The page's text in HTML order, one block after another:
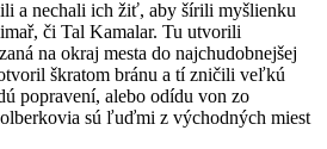
a nechali ich žiť, aby šírili myšlienku
či Tal Kamalar. Tu utvorili
na okraj mesta do najchudobnejšej
škratom bránu a tí zničili veľkú
popravení, alebo odídu von zo
sú ľuďmi z východných miest